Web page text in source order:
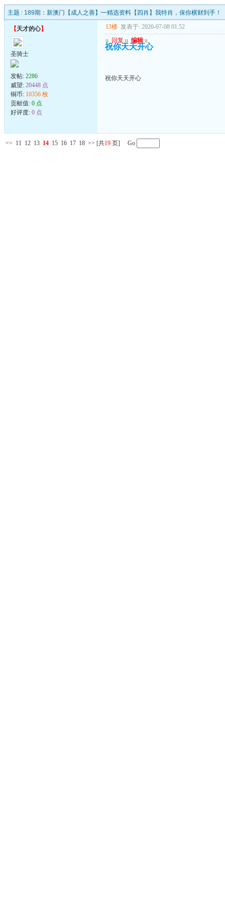
主题 : 189期：新澳门【成人之善】━精选资料【四肖】我特肖，保你横财到手！
【天才的心】
圣骑士
发帖: 2286
威望: 20448 点
铜币: 10356 枚
贡献值: 0 点
好评度: 0 点
13楼 发表于: 2026-07-08 01:52
u 回复 u 编辑 u
祝你天天开心
祝你天天开心
<< 11 12 13 14 15 16 17 18 >> [共19 页] Go